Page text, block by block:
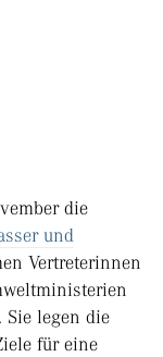
die
und
Vertreterinnen
Sie legen die
für eine